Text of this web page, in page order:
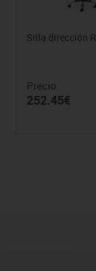
Silla dirección
Precio
252.45€